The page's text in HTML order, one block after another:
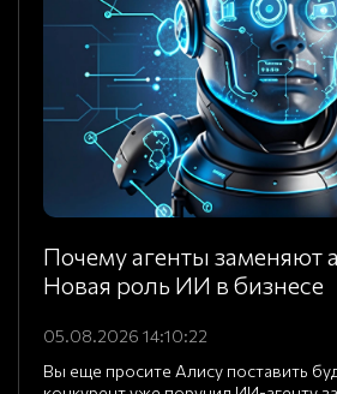
Почему агенты заменяют
Новая роль ИИ в бизнесе
05.08.2026 14:10:22
Вы еще просите Алису поставить